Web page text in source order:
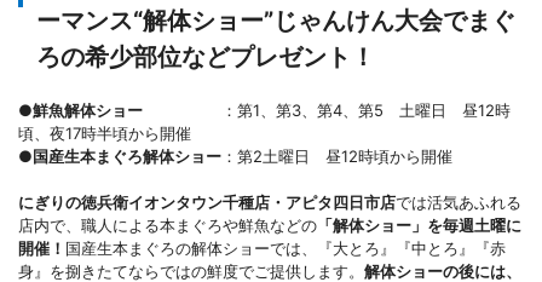
ーマンス“解体ショー”じゃんけん大会でまぐ
ろの希少部位などプレゼント！
●鮮魚解体ショー ：第1、第3、第4、第5 土曜日 昼12時
頃、夜17時半頃から開催
●国産生本まぐろ解体ショー ：第2土曜日 昼12時頃から開催
にぎりの徳兵衛イオンタウン千種店・アピタ四日市店では活気あふれる
店内で、職人による本まぐろや鮮魚などの 「解体ショー」を毎週土曜に
開催！ 国産生本まぐろの解体ショーでは、『大とろ』『中とろ』『赤
身』を捌きたてならではの鮮度でご提供します。 解体ショーの後には、